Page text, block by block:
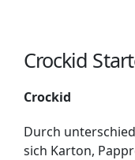
Crockid
Crockid
Durch
sich Karton,